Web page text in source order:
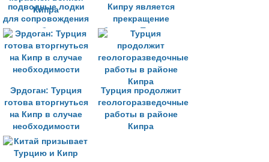
подводные лодки
для сопровождения
своих буровых
кораблей вблизи
Кипра
Кипру является
прекращение
бурения Турции в
ИЭЗ Кипра»
Эрдоган: Турция
готова вторгнуться
на Кипр в случае
необходимости
Турция продолжит
геологоразведочные
работы в районе
Кипра